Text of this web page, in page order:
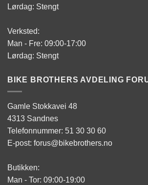
Lørdag: Stengt
Verksted:
Man - Fre: 09:00-17:00
Lørdag: Stengt
BIKE BROTHERS AVDELING
Gamle Stokkavei 48
4313 Sandnes
Telefonnummer: 51 30 30 60
E-post: forus@bikebrothers.no
Butikken:
Man - Tor: 09:00-19:00